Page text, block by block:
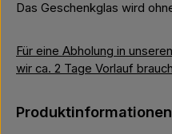
Das Geschenkglas wird
Für eine Abholung in
wir ca. 2 Tage Vorlauf
Produktinformationen